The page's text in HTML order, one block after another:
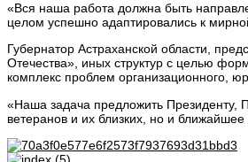
«Вся наша работа должна быть
целом успешно адаптировались к
Губернатор Астраханской области,
Отечества», иных структур с целью
комплекс проблем организационного,
«Наша задача предложить Президенту,
ветеранов и их близких, но и